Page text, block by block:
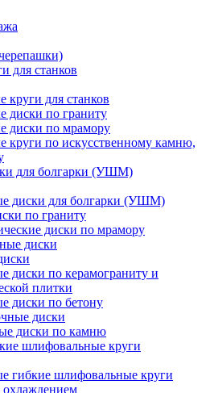
для станков
круги для станков
диски по граниту
диски по мрамору
круги по искусственному камню,
для болгарки (УШМ)
диски для болгарки (УШМ)
по граниту
диски по мрамору
диски
диски по керамограниту и
плитки
диски по бетону
диски
диски по камню
шлифовальные круги
гибкие шлифовальные круги